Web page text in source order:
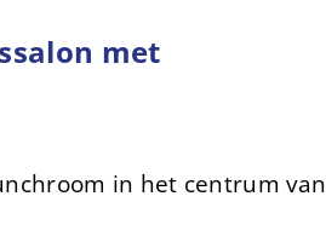
met
in het centrum van